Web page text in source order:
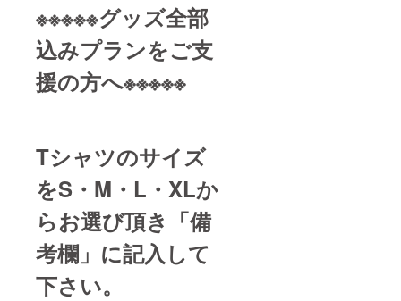
※※※※※グッズ全部
込みプランをご支
援の方へ※※※※※
Tシャツのサイズ
をS・M・L・XLか
らお選び頂き「備
考欄」に記入して
下さい。